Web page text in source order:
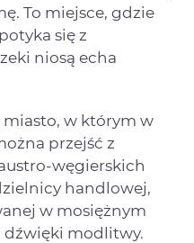
To miejsce, gdzie
się z
niosą echa
miasto, w którym w
przejść z
węgierskich
handlowej,
w mosiężnym
dźwięki modlitwy.